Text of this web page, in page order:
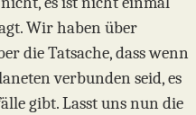
Wir haben über
die Tatsache, dass wenn
verbunden seid, es
gibt. Lasst uns nun die